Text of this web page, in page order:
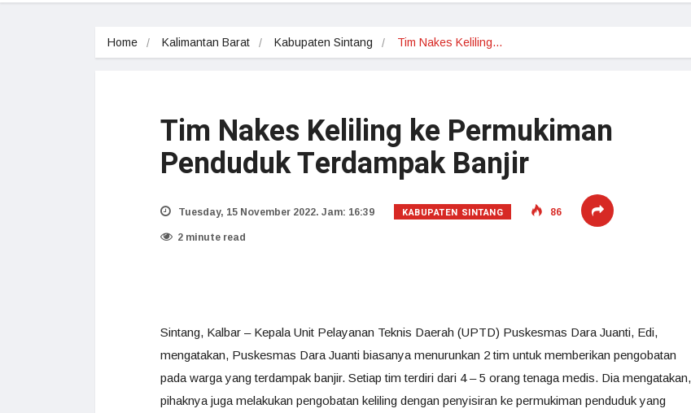
Home Kalimantan Barat Kabupaten Sintang Tim Nakes Keliling…
Tim Nakes Keliling ke Permukiman
Penduduk Terdampak Banjir
Tuesday, 15 November 2022. Jam: 16:39 KABUPATEN SINTANG 86
2 minute read
Sintang, Kalbar – Kepala Unit Pelayanan Teknis Daerah (UPTD) Puskesmas Dara Juanti, Edi,
mengatakan, Puskesmas Dara Juanti biasanya menurunkan 2 tim untuk memberikan pengobatan
pada warga yang terdampak banjir. Setiap tim terdiri dari 4 – 5 orang tenaga medis. Dia mengatakan,
pihaknya juga melakukan pengobatan keliling dengan penyisiran ke permukiman penduduk yang